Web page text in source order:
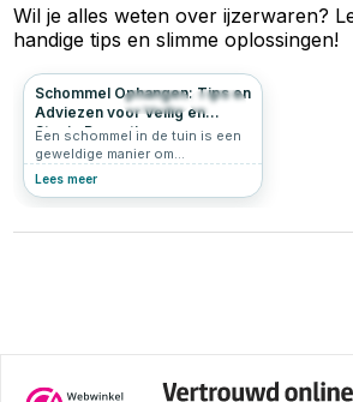
Wil je alles weten overijzerwaren?
handige tips en slimme oplossingen!
1429 5.0
Schommel Ophangen: Tips en
Adviezen voor Veilig en
Stevig Bevestigen
Een schommel in de tuin is een
geweldige manier om
speelplezier toe te voegen aan
aandachtspunten.
Lees meer